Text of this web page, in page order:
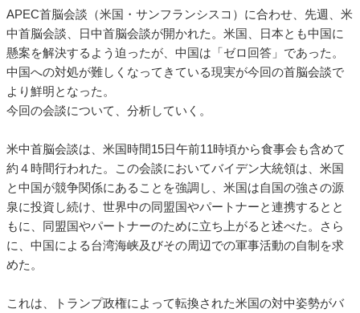
APEC首脳会談（米国・サンフランシスコ）に合わせ、先週、米
中首脳会談、日中首脳会談が開かれた。米国、日本とも中国に
懸案を解決するよう迫ったが、中国は「ゼロ回答」であった。
中国への対処が難しくなってきている現実が今回の首脳会談で
より鮮明となった。
今回の会談について、分析していく。
米中首脳会談は、米国時間15日午前11時頃から食事会も含めて
約４時間行われた。この会談においてバイデン大統領は、米国
と中国が競争関係にあることを強調し、米国は自国の強さの源
泉に投資し続け、世界中の同盟国やパートナーと連携するとと
もに、同盟国やパートナーのために立ち上がると述べた。さら
に、中国による台湾海峡及びその周辺での軍事活動の自制を求
めた。
これは、トランプ政権によって転換された米国の対中姿勢がバ